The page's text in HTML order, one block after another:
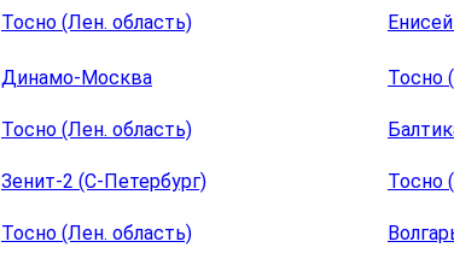
Тосно (Лен. область)
Динамо-Москва Тосно
Тосно (Лен. область)
Зенит-2 (С-Петербург) Тосно
Тосно (Лен. область)